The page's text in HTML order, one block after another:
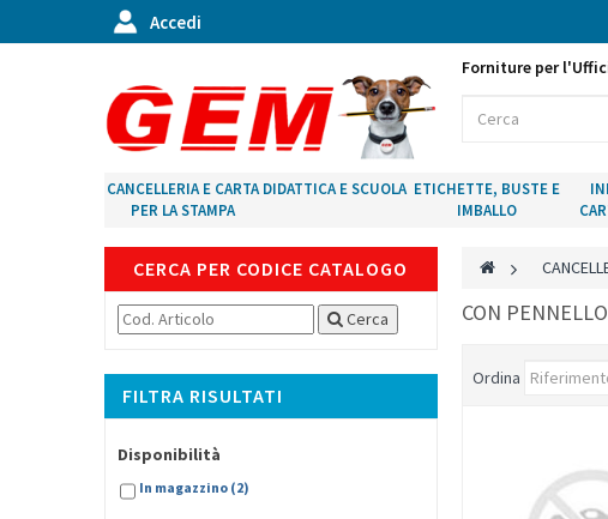
Accedi
Forniture per
CANCELLERIA E CARTA
PER LA STAMPA
DIDATTICA E SCUOLA ETICHETTE, BUSTE E
IMBALLO
CERCA PER CODICE CATALOGO
Cerca
FILTRA RISULTATI
Disponibilità
In magazzino (2)
>
CON PENNELLO
Ordina